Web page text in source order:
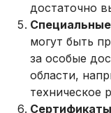
достаточно
могут быть
за особые
области,
техническое